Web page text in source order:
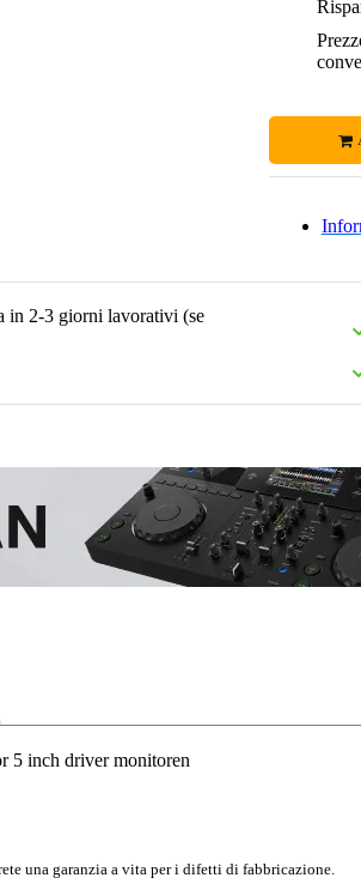
in 2-3 giorni lavorativi (se
5 inch driver monitoren
una garanzia a vita per i difetti di fabbricazione.